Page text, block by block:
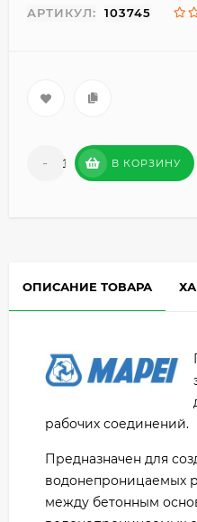
АРТИКУЛ: 103745
- + В КОРЗИНУ
ОПИСАНИЕ ТОВАРА
рабочих соединений.
Предназначен для
водонепроницаемых
между бетонным